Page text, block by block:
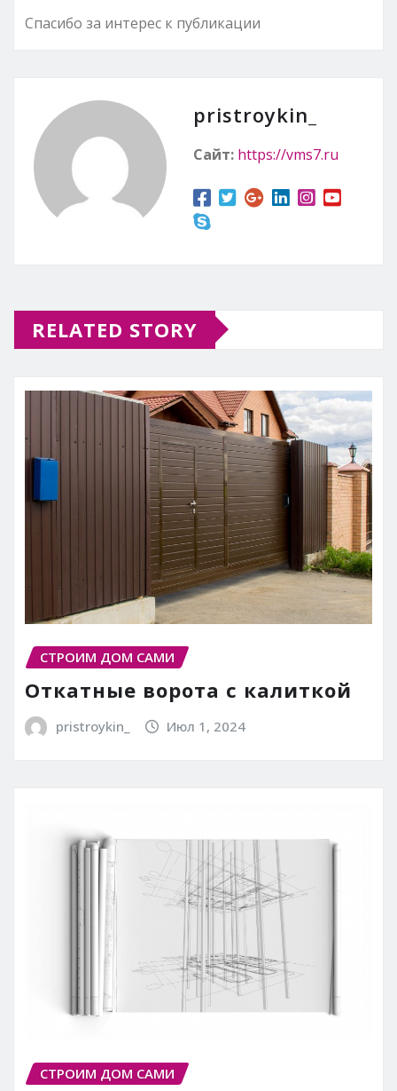
Спасибо за интерес к публикации
pristroykin_
Сайт: https://vms7.ru
RELATED STORY
СТРОИМ ДОМ САМИ
Откатные ворота с калиткой
pristroykin_ Июл 1, 2024
СТРОИМ ДОМ САМИ